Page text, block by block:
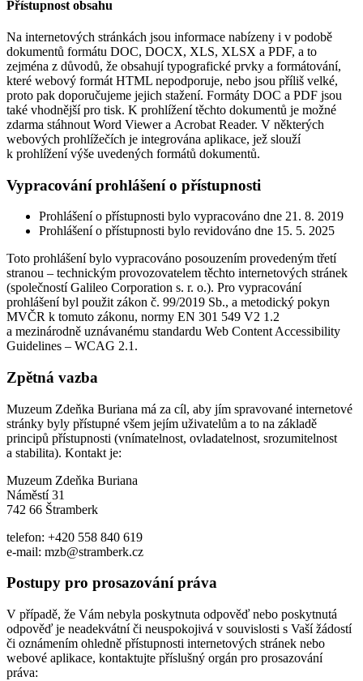
Přístupnost obsahu
Na internetových stránkách jsou informace nabízeny i v podobě
dokumentů formátu DOC, DOCX, XLS, XLSX a PDF, a to
zejména z důvodů, že obsahují typografické prvky a formátování,
které webový formát HTML nepodporuje, nebo jsou příliš velké,
proto pak doporučujeme jejich stažení. Formáty DOC a PDF jsou
také vhodnější pro tisk. K prohlížení těchto dokumentů je možné
zdarma stáhnout Word Viewer a Acrobat Reader. V některých
webových prohlížečích je integrována aplikace, jež slouží
k prohlížení výše uvedených formátů dokumentů.
Vypracování prohlášení o přístupnosti
Prohlášení o přístupnosti bylo vypracováno dne 21. 8. 2019
Prohlášení o přístupnosti bylo revidováno dne 15. 5. 2025
Toto prohlášení bylo vypracováno posouzením provedeným třetí
stranou – technickým provozovatelem těchto internetových stránek
(společností Galileo Corporation s. r. o.). Pro vypracování
prohlášení byl použit zákon č. 99/2019 Sb., a metodický pokyn
MVČR k tomuto zákonu, normy EN 301 549 V2 1.2
a mezinárodně uznávanému standardu Web Content Accessibility
Guidelines – WCAG 2.1.
Zpětná vazba
Muzeum Zdeňka Buriana má za cíl, aby jím spravované internetové
stránky byly přístupné všem jejím uživatelům a to na základě
principů přístupnosti (vnímatelnost, ovladatelnost, srozumitelnost
a stabilita). Kontakt je:
Muzeum Zdeňka Buriana
Náměstí 31
742 66 Štramberk
telefon: +420 558 840 619
e-mail: mzb@stramberk.cz
Postupy pro prosazování práva
V případě, že Vám nebyla poskytnuta odpověď nebo poskytnutá
odpověď je neadekvátní či neuspokojivá v souvislosti s Vaší žádostí
či oznámením ohledně přístupnosti internetových stránek nebo
webové aplikace, kontaktujte příslušný orgán pro prosazování
práva: